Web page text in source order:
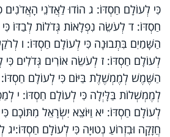
כִּי לְעוֹלָם חַסְדּוֹ: ג הוֹדוּ לַאֲדֹנֵי הָאֲדֹנִים
חַסְדּוֹ: ד לְעֹשֵׂה נִפְלָאוֹת גְּדֹלוֹת לְבַדּוֹ
הַשָּׁמַיִם בִּתְבוּנָה כִּי לְעוֹלָם חַסְדּוֹ: ו
לְעוֹלָם חַסְדּוֹ: ז לְעֹשֵׂה אוֹרִים גְּדֹלִים
הַשֶּׁמֶשׁ לְמֶמְשֶׁלֶת בַּיּוֹם כִּי לְעוֹלָם חַסְדּוֹ:
לְמֶמְשְׁלוֹת בַּלָּיְלָה כִּי לְעוֹלָם חַסְדּוֹ: י
לְעוֹלָם חַסְדּוֹ: יא וַיּוֹצֵא יִשְׂרָאֵל מִתּוֹכָם
חֲזָקָה וּבִזְרוֹעַ נְטוּיָה כִּי לְעוֹלָם חַסְדּוֹ:יג